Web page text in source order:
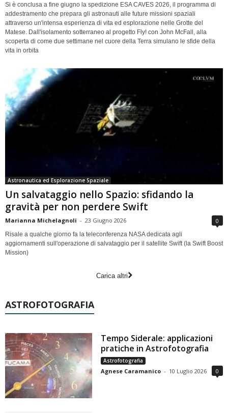
Si è conclusa a fine giugno la spedizione ESA CAVES 2026, il programma di
addestramento che prepara gli astronauti alle future missioni spaziali
attraverso un'intensa esperienza di vita ed esplorazione nelle Grotte del
Matese. Dall'isolamento sotterraneo al progetto Fly! con John McFall, alla
scoperta di come due settimane nel cuore della Terra simulano le sfide della
vita in orbita
Astronautica ed Esplorazione Spaziale
Un salvataggio nello Spazio: sfidando la
gravità per non perdere Swift
Marianna Michelagnoli - 23 Giugno 2026 0
Risale a qualche giorno fa la teleconferenza NASA dedicata agli
aggiornamenti sull'operazione di salvataggio per il satellite Swift (la Swift Boost
Mission)
Carica altri
ASTROFOTOGRAFIA
Tempo Siderale: applicazioni
pratiche in Astrofotografia
Astrofotografia
Agnese Caramanico - 10 Luglio 2026 0